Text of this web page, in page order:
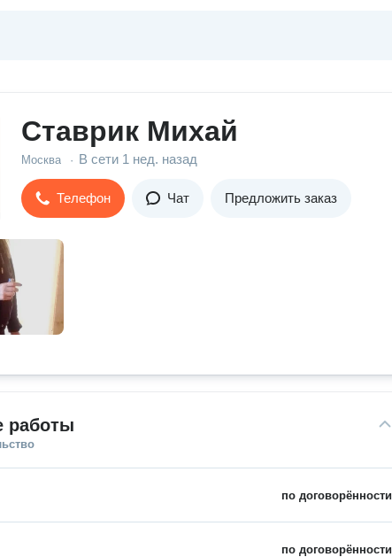
Ставрик Михай
Москва · В сети 1 нед. назад
Телефон Чат Предложить заказ
работы
по договорённости
по договорённости